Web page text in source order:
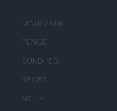
MATEMATIK
PENGE
SUNDHED
SPORT
NYTTE